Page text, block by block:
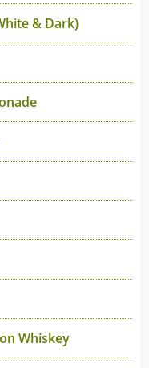
& Dark)
Whiskey